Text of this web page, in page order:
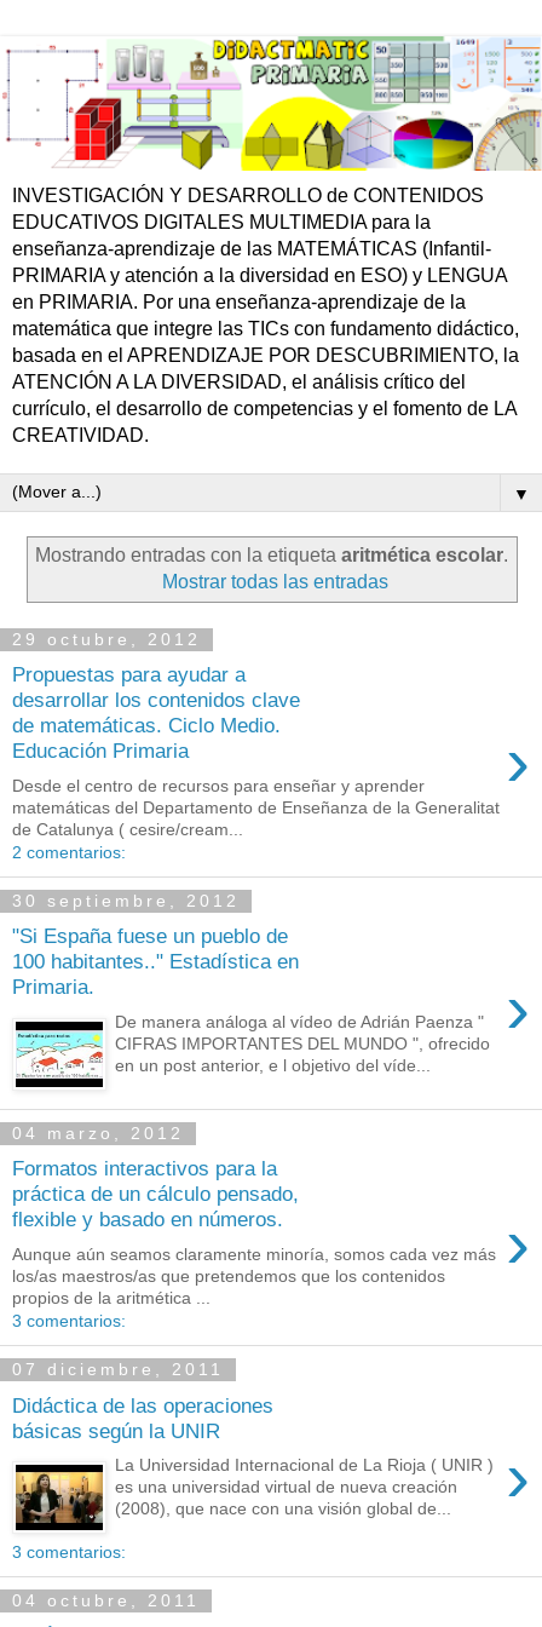
INVESTIGACIÓN Y DESARROLLO de CONTENIDOS
EDUCATIVOS DIGITALES MULTIMEDIA para la
enseñanza-aprendizaje de las MATEMÁTICAS (Infantil-
PRIMARIA y atención a la diversidad en ESO) y LENGUA
en PRIMARIA. Por una enseñanza-aprendizaje de la
matemática que integre las TICs con fundamento didáctico,
basada en el APRENDIZAJE POR DESCUBRIMIENTO, la
ATENCIÓN A LA DIVERSIDAD, el análisis crítico del
currículo, el desarrollo de competencias y el fomento de LA
CREATIVIDAD.
▼
Mostrando entradas con la etiqueta aritmética escolar.
Mostrar todas las entradas
29 octubre, 2012
Propuestas para ayudar a
desarrollar los contenidos clave
de matemáticas. Ciclo Medio.
Educación Primaria
›
Desde el centro de recursos para enseñar y aprender
matemáticas del Departamento de Enseñanza de la Generalitat
de Catalunya ( cesire/cream...
2 comentarios:
30 septiembre, 2012
"Si España fuese un pueblo de
100 habitantes.." Estadística en
Primaria.
›
De manera análoga al vídeo de Adrián Paenza "
CIFRAS IMPORTANTES DEL MUNDO ", ofrecido
en un post anterior, e l objetivo del víde...
04 marzo, 2012
Formatos interactivos para la
práctica de un cálculo pensado,
flexible y basado en números.
›
Aunque aún seamos claramente minoría, somos cada vez más
los/as maestros/as que pretendemos que los contenidos
propios de la aritmética ...
3 comentarios:
07 diciembre, 2011
Didáctica de las operaciones
básicas según la UNIR
›
La Universidad Internacional de La Rioja ( UNIR )
es una universidad virtual de nueva creación
(2008), que nace con una visión global de...
3 comentarios:
04 octubre, 2011